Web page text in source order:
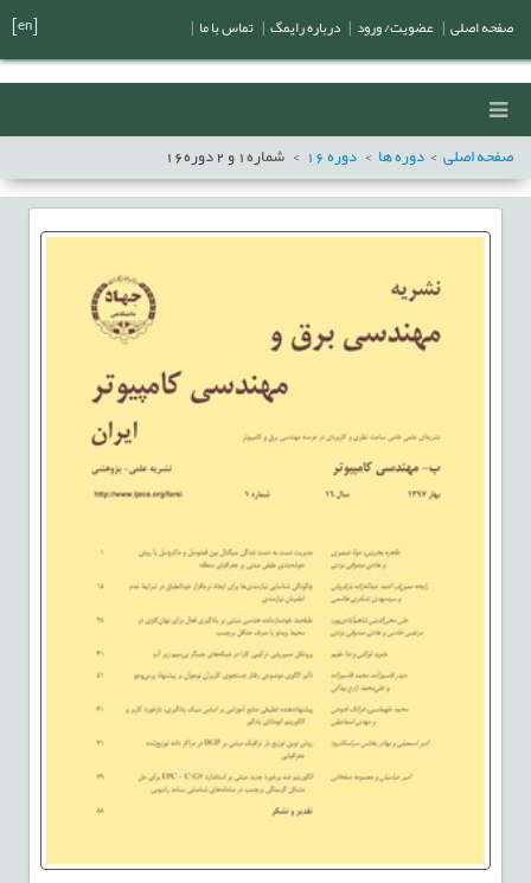
صفحه اصلی دوره ها دوره16 شماره1 و2دوره16
صفحه اصلی عضویت/ ورود درباره رایمگ تماس با ما